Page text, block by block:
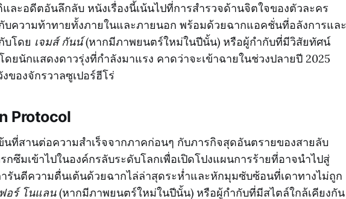
ละอดีตอันลึกลับ หนังเรื่องนี้เน้นไปที่การสำรวจด้านจิตใจของตัวละคร
บความท้าทายทั้งภายในและภายนอก พร้อมด้วยฉากแอคชั่นที่อลังการและ
บโดย เจมส์ กันน์(หากมีภาพยนตร์ใหม่ในปีนั้น) หรือผู้กำกับที่มีวิสัยทัศน์
ดยนักแสดงดาวรุ่งที่กำลังมาแรง คาดว่าจะเข้าฉายในช่วงปลายปี 2025
ของจักรวาลซูเปอร์ฮีโร่
Protocol
นที่สานต่อความสำเร็จจากภาคก่อนๆ กับภารกิจสุดอันตรายของสายลับ
ซึมเข้าไปในองค์กรลับระดับโลกเพื่อเปิดโปงแผนการร้ายที่อาจนำไปสู่
รันตีความตื่นเต้นด้วยฉากไล่ล่าสุดระห่ำและหักมุมซับซ้อนที่เดาทางไม่ถูก
อร์ โนแลน(หากมีภาพยนตร์ใหม่ในปีนั้น) หรือผู้กำกับที่มีสไตล์ใกล้เคียงกัน